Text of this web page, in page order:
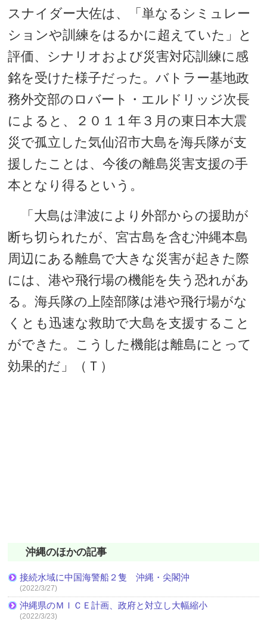
スナイダー大佐は、「単なるシミュレー
ションや訓練をはるかに超えていた」と
評価、シナリオおよび災害対応訓練に感
銘を受けた様子だった。バトラー基地政
務外交部のロバート・エルドリッジ次長
によると、２０１１年３月の東日本大震
災で孤立した気仙沼市大島を海兵隊が支
援したことは、今後の離島災害支援の手
本となり得るという。
「大島は津波により外部からの援助が
断ち切られたが、宮古島を含む沖縄本島
周辺にある離島で大きな災害が起きた際
には、港や飛行場の機能を失う恐れがあ
る。海兵隊の上陸部隊は港や飛行場がな
くとも迅速な救助で大島を支援すること
ができた。こうした機能は離島にとって
効果的だ」（Ｔ）
沖縄のほかの記事
接続水域に中国海警船２隻 沖縄・尖閣沖
(2022/3/27)
沖縄県のＭＩＣＥ計画、政府と対立し大幅縮小
(2022/3/23)